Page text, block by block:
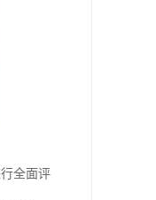
全面评